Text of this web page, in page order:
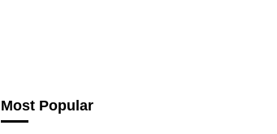
Most Popular